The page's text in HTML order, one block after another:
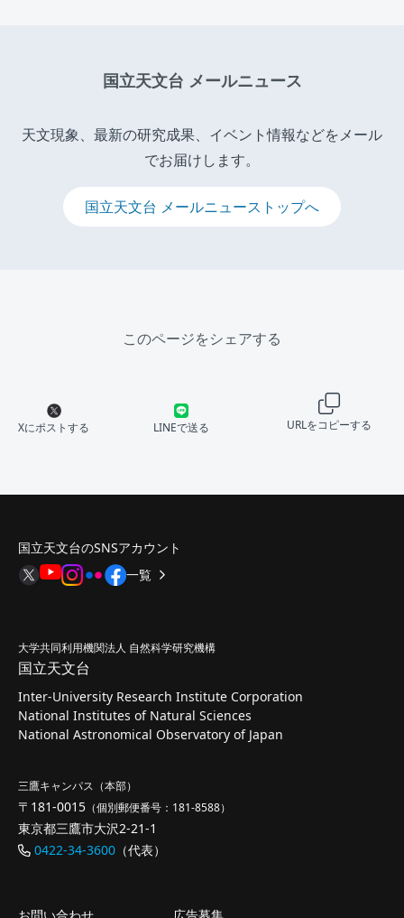
国立天文台 メールニュース
天文現象、最新の研究成果、イベント情報などをメール
でお届けします。
国立天文台 メールニューストップへ
このページをシェアする
Xにポストする LINEで送る URLをコピーする
国立天文台のSNSアカウント
一覧
大学共同利用機関法人 自然科学研究機構
国立天文台
Inter-University Research Institute Corporation
National Institutes of Natural Sciences
National Astronomical Observatory of Japan
三鷹キャンパス（本部）
〒181-0015 （個別郵便番号：181-8588）
東京都三鷹市大沢2-21-1
0422-34-3600 （代表）